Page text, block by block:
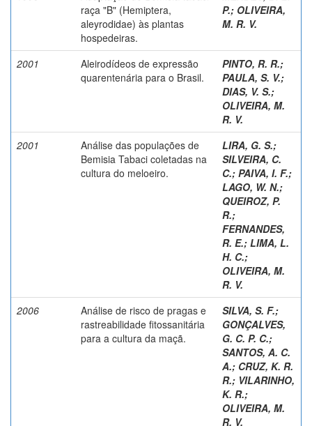
raça "B" (Hemiptera,
aleyrodidae) às plantas
hospedeiras.
P.; OLIVEIRA,
M. R. V.
2001
Aleirodídeos de expressão
quarentenária para o Brasil.
PINTO, R. R.;
PAULA, S. V.;
DIAS, V. S.;
OLIVEIRA, M.
R. V.
2001
Análise das populações de
Bemisia Tabaci coletadas na
cultura do meloeiro.
LIRA, G. S.;
SILVEIRA, C.
C.; PAIVA, I. F.;
LAGO, W. N.;
QUEIROZ, P.
R.;
FERNANDES,
R. E.; LIMA, L.
H. C.;
OLIVEIRA, M.
R. V.
2006
Análise de risco de pragas e
rastreabilidade fitossanitária
para a cultura da maçã.
SILVA, S. F.;
GONÇALVES,
G. C. P. C.;
SANTOS, A. C.
A.; CRUZ, K. R.
R.; VILARINHO,
K. R.;
OLIVEIRA, M.
R. V.